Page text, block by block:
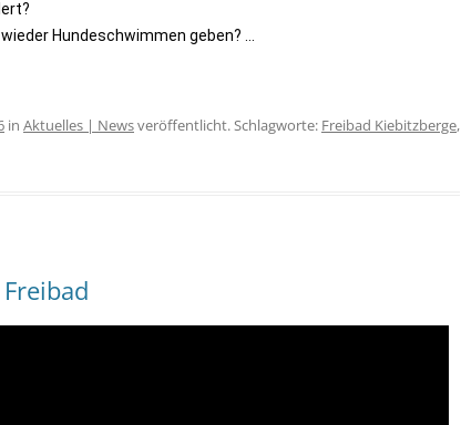
Hundeschwimmen geben? …
in Aktuelles | Newsveröffentlicht. Schlagworte: Freibad Kiebitzberge,